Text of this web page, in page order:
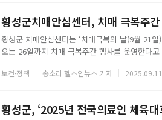
횡성군치매안심센터, 치매 극복주
횡성군 치매안심센터는 ‘치매극복의 날(9월 21
오는 26일까지 치매 극복주간 행사를 운영한다
월 한 달 동안 진행되는 ‘생애 첫 치매조기검진
보건·정책 송소라 헬스인뉴스 기자
횡성군, ‘2025년 전국의료인 체육